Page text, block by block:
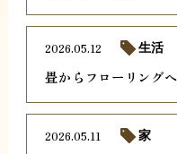
畳からフローリング
2026.05.12 生活
2026.05.11 家